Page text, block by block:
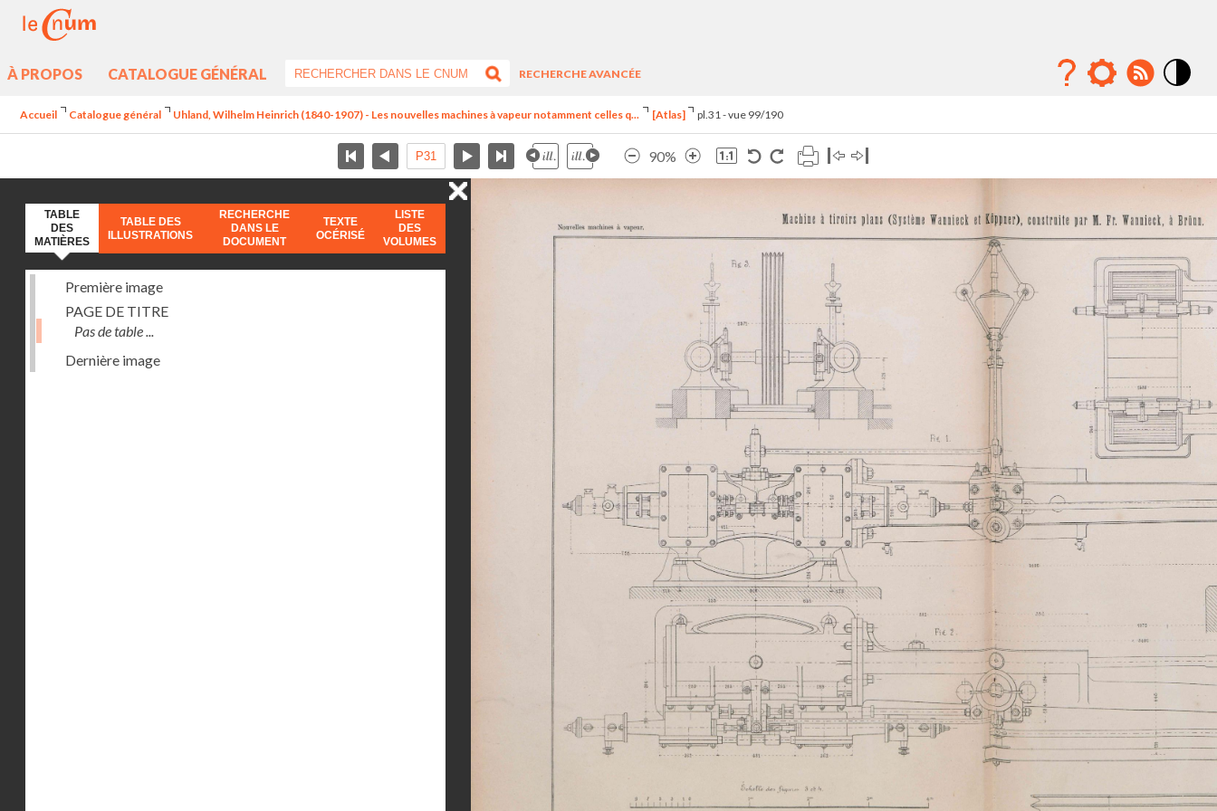
À PROPOS CATALOGUE GÉNÉRAL
RECHERCHE AVANCÉE
Accueil Catalogue général Uhland, Wilhelm Heinrich (1840-1907) - Les nouvelles machines à vapeur notamment celles q... [Atlas] pl.31 - vue 99/190
90%
TABLE
DES
MATIÈRES
TABLE DES
ILLUSTRATIONS
RECHERCHE
DANS LE
DOCUMENT
TEXTE
OCÉRISÉ
LISTE
DES
VOLUMES
Première image
PAGE DE TITRE
Pas de table ...
Dernière image